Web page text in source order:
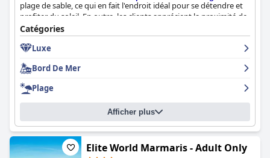
plage de sable, ce qui en fait l'endroit idéal pour se détendre et
profiter du soleil. En outre, les clients apprécient la proximité de
l'eau et les confortables chaises longues et parasols mis à leur
disposition. Si vous cherchez un hôtel en bord de mer avec un
plaj, пляж et חוף impressionnant, ne cherchez pas plus loin que
Catégories
Luxe
Bord De Mer
Plage
Afficher plus
Elite World Marmaris - Adult Only